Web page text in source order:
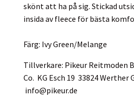
skönt att ha på sig. Stickad
insida av fleece för bästa
Färg: Ivy Green/Melange
Tillverkare: Pikeur Reitmoden
Co. KG Esch 19 33824 Werther
info@pikeur.de